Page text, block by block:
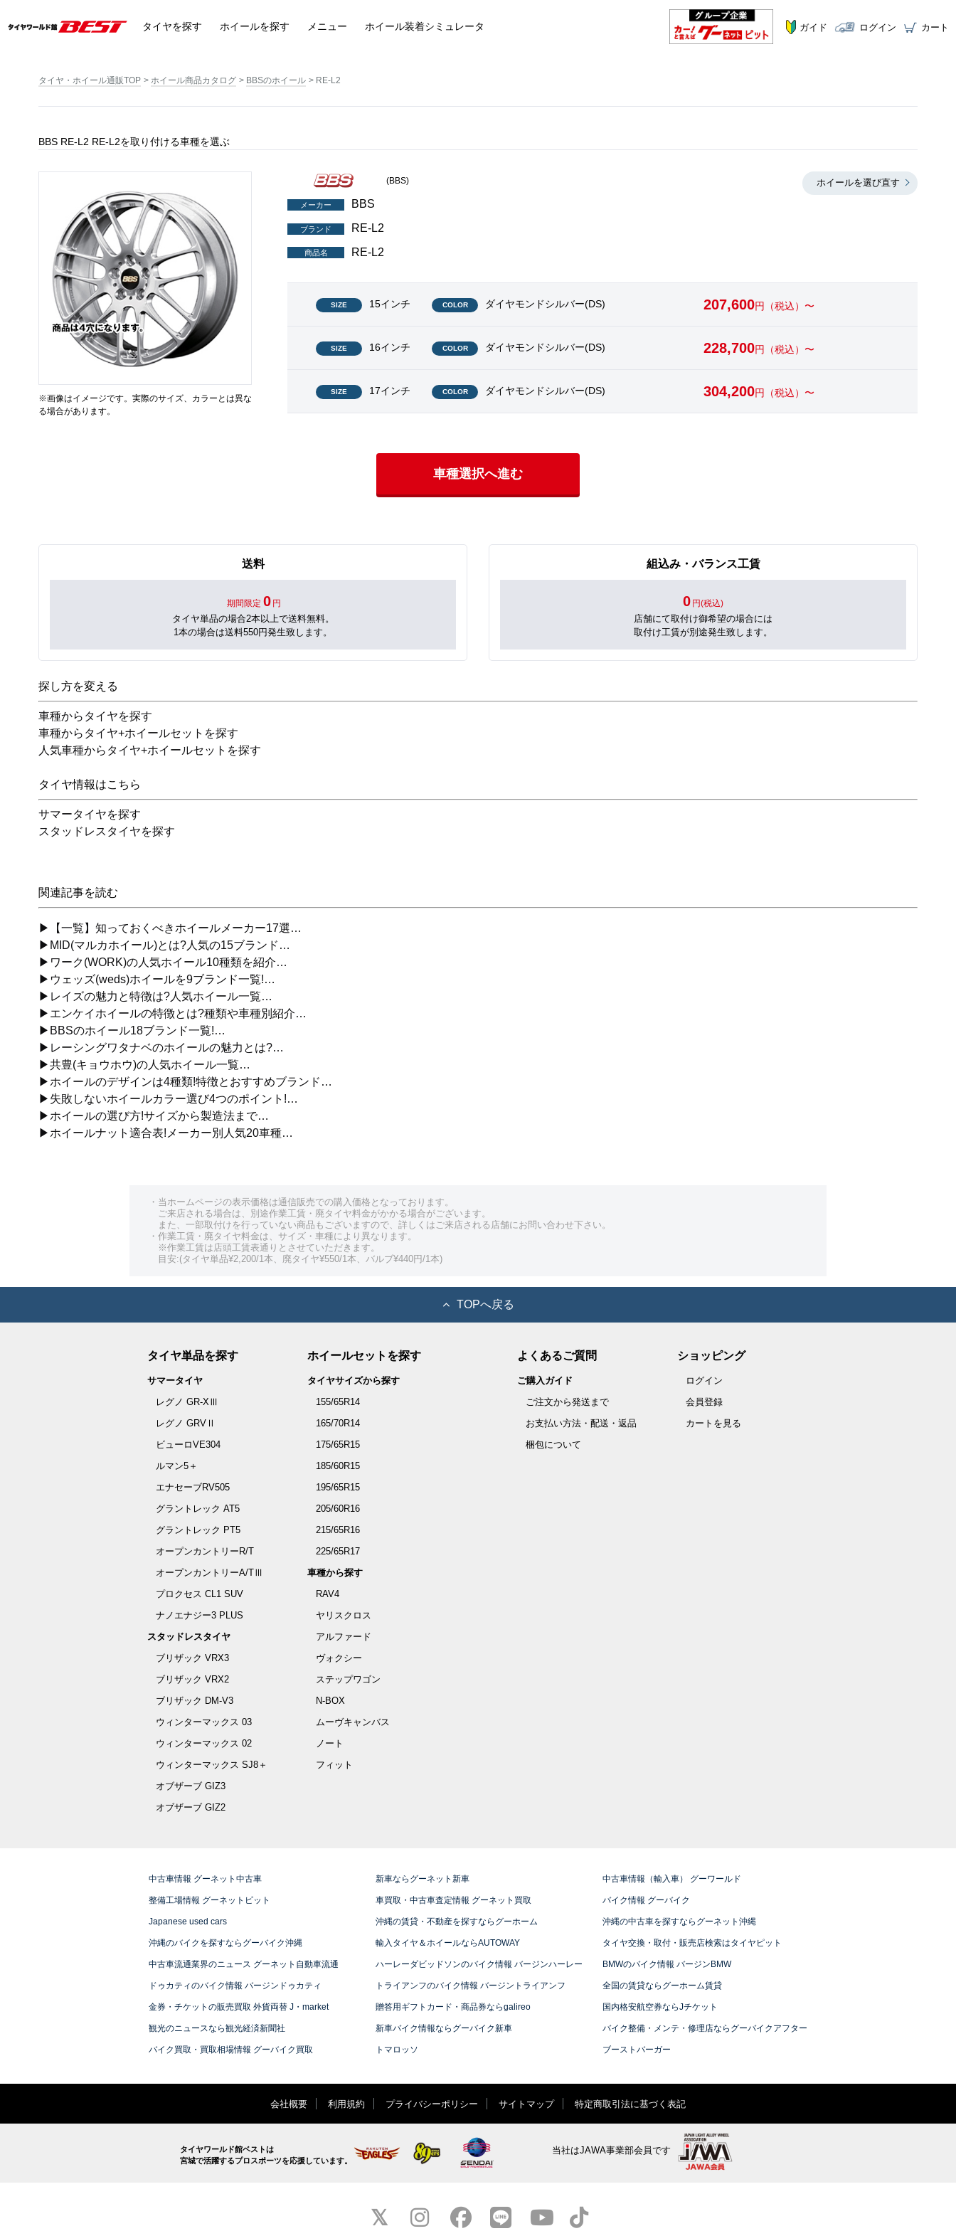
タイヤを探す ホイールを探す メニュー ホイール装着シミュレータ ガイド ログイン カート
タイヤ・ホイール通販TOP ホイール商品カタログ BBSのホイール RE-L2
BBS RE-L2 RE-L2を取り付ける車種を選ぶ
※画像はイメージです。実際のサイズ、カラーとは異な
る場合があります。
ホイールを選び直す
(BBS)
メーカー BBS
ブランド RE-L2
商品名 RE-L2
SIZE 15インチ COLOR ダイヤモンドシルバー(DS) 207,600円（税込）〜
SIZE 16インチ COLOR ダイヤモンドシルバー(DS) 228,700円（税込）〜
SIZE 17インチ COLOR ダイヤモンドシルバー(DS) 304,200円（税込）〜
車種選択へ進む
送料
期間限定 0 円
タイヤ単品の場合2本以上で送料無料。
1本の場合は送料550円発生致します。
組込み・バランス工賃
0 円(税込)
店舗にて取付け御希望の場合には
取付け工賃が別途発生致します。
探し方を変える
車種からタイヤを探す
車種からタイヤ+ホイールセットを探す
人気車種からタイヤ+ホイールセットを探す
タイヤ情報はこちら
サマータイヤを探す
スタッドレスタイヤを探す
関連記事を読む
▶【一覧】知っておくべきホイールメーカー17選…
▶MID(マルカホイール)とは?人気の15ブランド…
▶ワーク(WORK)の人気ホイール10種類を紹介…
▶ウェッズ(weds)ホイールを9ブランド一覧!…
▶レイズの魅力と特徴は?人気ホイール一覧…
▶エンケイホイールの特徴とは?種類や車種別紹介…
▶BBSのホイール18ブランド一覧!…
▶レーシングワタナベのホイールの魅力とは?…
▶共豊(キョウホウ)の人気ホイール一覧…
▶ホイールのデザインは4種類!特徴とおすすめブランド…
▶失敗しないホイールカラー選び4つのポイント!…
▶ホイールの選び方!サイズから製造法まで…
▶ホイールナット適合表!メーカー別人気20車種…
・当ホームページの表示価格は通信販売での購入価格となっております。
ご来店される場合は、別途作業工賃・廃タイヤ料金がかかる場合がございます。
また、一部取付けを行っていない商品もございますので、詳しくはご来店される店舗にお問い合わせ下さい。
・作業工賃・廃タイヤ料金は、サイズ・車種により異なります。
※作業工賃は店頭工賃表通りとさせていただきます。
目安:(タイヤ単品¥2,200/1本、廃タイヤ¥550/1本、バルブ¥440円/1本)
TOPへ戻る
タイヤ単品を探す
サマータイヤ
レグノ GR-XⅢ
レグノ GRVⅡ
ビューロVE304
ルマン5＋
エナセーブRV505
グラントレック AT5
グラントレック PT5
オープンカントリーR/T
オープンカントリーA/TⅢ
プロクセス CL1 SUV
ナノエナジー3 PLUS
スタッドレスタイヤ
ブリザック VRX3
ブリザック VRX2
ブリザック DM-V3
ウィンターマックス 03
ウィンターマックス 02
ウィンターマックス SJ8＋
オブザーブ GIZ3
オブザーブ GIZ2
ホイールセットを探す
タイヤサイズから探す
155/65R14
165/70R14
175/65R15
185/60R15
195/65R15
205/60R16
215/65R16
225/65R17
車種から探す
RAV4
ヤリスクロス
アルファード
ヴォクシー
ステップワゴン
N-BOX
ムーヴキャンバス
ノート
フィット
よくあるご質問
ご購入ガイド
ご注文から発送まで
お支払い方法・配送・返品
梱包について
ショッピング
ログイン
会員登録
カートを見る
中古車情報 グーネット中古車 新車ならグーネット新車 中古車情報（輸入車） グーワールド
整備工場情報 グーネットピット 車買取・中古車査定情報 グーネット買取 バイク情報 グーバイク
Japanese used cars 沖縄の賃貸・不動産を探すならグーホーム 沖縄の中古車を探すならグーネット沖縄
沖縄のバイクを探すならグーバイク沖縄 輸入タイヤ＆ホイールならAUTOWAY タイヤ交換・取付・販売店検索はタイヤピット
中古車流通業界のニュース グーネット自動車流通 ハーレーダビッドソンのバイク情報 バージンハーレー BMWのバイク情報 バージンBMW
ドゥカティのバイク情報 バージンドゥカティ トライアンフのバイク情報 バージントライアンフ 全国の賃貸ならグーホーム賃貸
金券・チケットの販売買取 外貨両替 J・market 贈答用ギフトカード・商品券ならgalireo 国内格安航空券ならJチケット
観光のニュースなら観光経済新聞社 新車バイク情報ならグーバイク新車 バイク整備・メンテ・修理店ならグーバイクアフター
バイク買取・買取相場情報 グーバイク買取 トマロッソ ブーストバーガー
会社概要 利用規約 プライバシーポリシー サイトマップ 特定商取引法に基づく表記
タイヤワールド館ベストは
宮城で活躍するプロスポーツを応援しています。
当社はJAWA事業部会員です